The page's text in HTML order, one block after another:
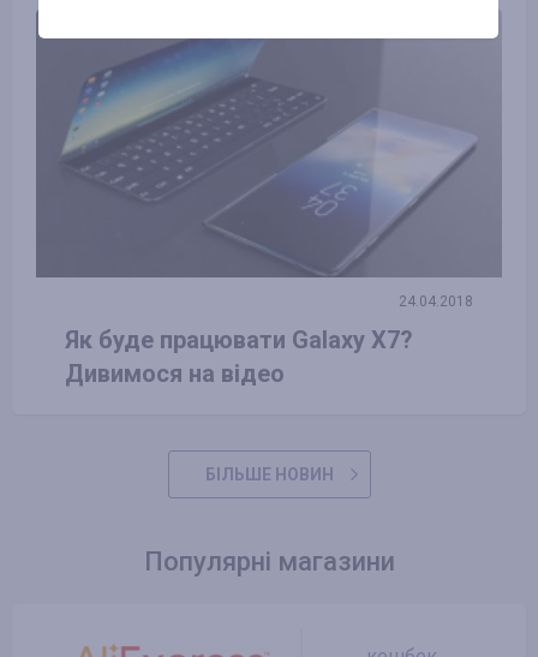
24.04.2018
Як буде працювати Galaxy X7?
Дивимося на відео
БІЛЬШЕ НОВИН
Популярні магазини